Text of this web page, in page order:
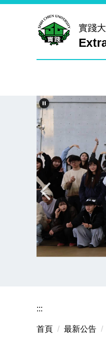
實踐
:::
首頁 最新公告